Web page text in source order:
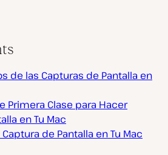
de las Capturas de Pantalla en
Primera Clase para Hacer
en Tu Mac
de Pantalla en Tu Mac